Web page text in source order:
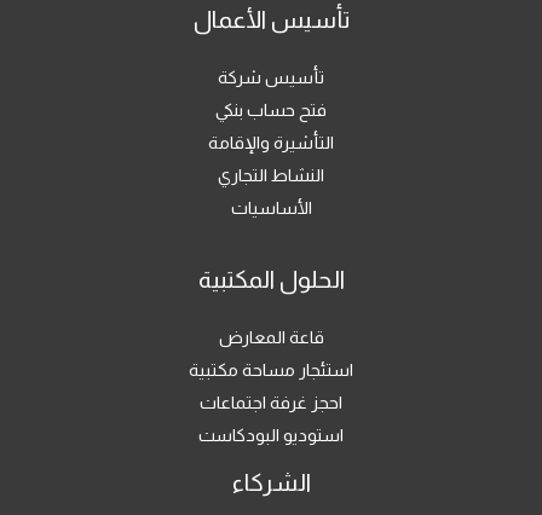
تأسيس الأعمال
تأسيس شركة
فتح حساب بنكي
التأشيرة والإقامة
النشاط التجاري
الأساسيات
الحلول المكتبية
قاعة المعارض
استئجار مساحة مكتبية
احجز غرفة اجتماعات
استوديو البودكاست
الشركاء